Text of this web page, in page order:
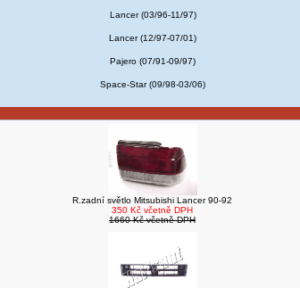
Lancer (03/96-11/97)
Lancer (12/97-07/01)
Pajero (07/91-09/97)
Space-Star (09/98-03/06)
R.zadní světlo Mitsubishi Lancer 90-92
350 Kč včetně DPH
1660 Kč včetně DPH